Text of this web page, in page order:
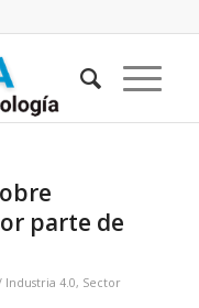
parte de
Industria 4.0, Sector